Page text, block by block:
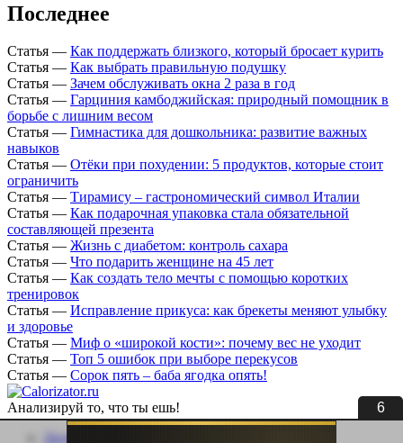
5
Последнее
Статья — Как поддержать близкого, который бросает курить
Статья — Как выбрать правильную подушку
Статья — Зачем обслуживать окна 2 раза в год
Статья — Гарциния камбоджийская: природный помощник в
борьбе с лишним весом
Статья — Гимнастика для дошкольника: развитие важных
навыков
Статья — Отёки при похудении: 5 продуктов, которые стоит
ограничить
Статья — Тирамису – гастрономический символ Италии
Статья — Как подарочная упаковка стала обязательной
составляющей презента
Статья — Жизнь с диабетом: контроль сахара
Статья — Что подарить женщине на 45 лет
Статья — Как создать тело мечты с помощью коротких
тренировок
Статья — Исправление прикуса: как брекеты меняют улыбку
и здоровье
Статья — Миф о «широкой кости»: почему вес не уходит
Статья — Топ 5 ошибок при выборе перекусов
Статья — Сорок пять – баба ягодка опять!
Анализируй то, что ты ешь!
Личный кабинет